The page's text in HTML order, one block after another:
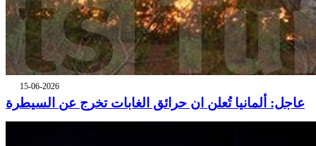
15-06-2026
عاجل: ألمانيا تُعلن ان حرائق الغابات تخرج عن السيطرة